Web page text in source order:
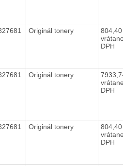
Originál tonery
804,40
vrátane
DPH
Originál tonery
vrátane
DPH
Originál tonery
804,40
vrátane
DPH